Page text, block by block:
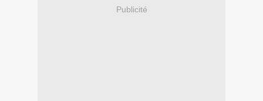
Publicité